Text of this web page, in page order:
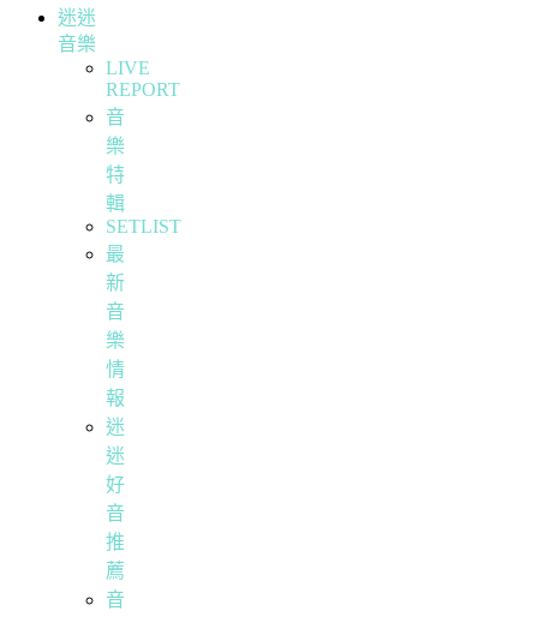
迷迷
音樂
LIVE
REPORT
音
樂
特
輯
SETLIST
最
新
音
樂
情
報
迷
迷
好
音
推
薦
音